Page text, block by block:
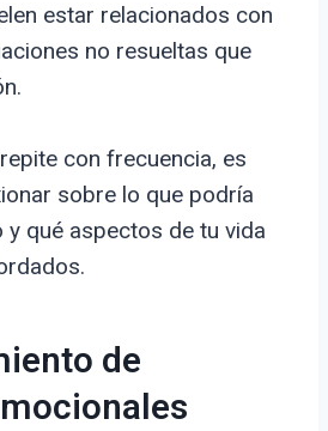
estar relacionados con
no resueltas que
con frecuencia, es
sobre lo que podría
y qué aspectos de tu vida
de